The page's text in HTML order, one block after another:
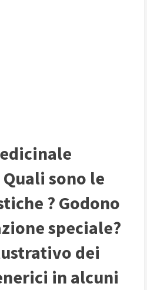
sono le
? Godono
speciale?
dei
in alcuni